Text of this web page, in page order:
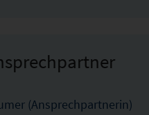
(Ansprechpartnerin)